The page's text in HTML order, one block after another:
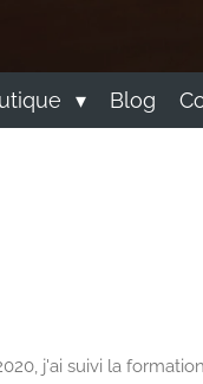
Blog
j'ai suivi la